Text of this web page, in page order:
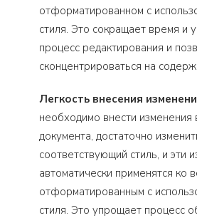
отформатированном с
стиля. Это сокращает время и
процесс редактирования и
сконцентрироваться на
Легкость внесения
необходимо внести
документа, достаточно
соответствующий стиль, и эти
автоматически применятся ко
отформатированным с
стиля. Это упрощает процесс